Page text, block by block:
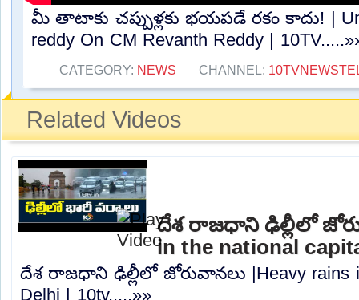
మీ తాటాకు చప్పుళ్లకు భయపడే రకం కాదు! |
reddy On CM Revanth Reddy |
CATEGORY: NEWS CHANNEL:
Related Videos
దేశ రాజధాని ఢిల్లీలో
in the national
దేశ రాజధాని ఢిల్లీలో జోరువానలు |Heavy rains
Delhi | 10tv.....»»